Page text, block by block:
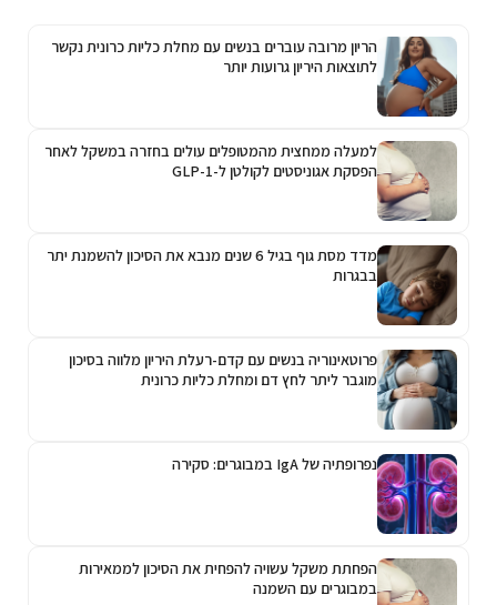
הריון מרובה עוברים בנשים עם מחלת כליות כרונית נקשר
לתוצאות היריון גרועות יותר
למעלה ממחצית מהמטופלים עולים בחזרה במשקל לאחר
הפסקת אגוניסטים לקולטן ל-GLP-1
מדד מסת גוף בגיל 6 שנים מנבא את הסיכון להשמנת יתר
בבגרות
פרוטאינוריה בנשים עם קדם-רעלת היריון מלווה בסיכון
מוגבר ליתר לחץ דם ומחלת כליות כרונית
נפרופתיה של IgA במבוגרים: סקירה
הפחתת משקל עשויה להפחית את הסיכון לממאירות
במבוגרים עם השמנה